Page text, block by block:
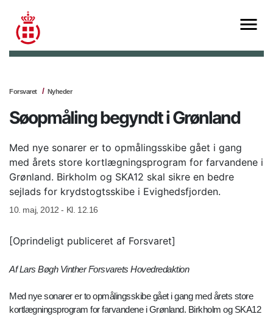
Forsvaret Nyheder
Søopmåling begyndt i Grønland
Med nye sonarer er to opmålingsskibe gået i gang
med årets store kortlægningsprogram for farvandene i
Grønland. Birkholm og SKA12 skal sikre en bedre
sejlads for krydstogtsskibe i Evighedsfjorden.
10. maj, 2012 - Kl. 12.16
[Oprindeligt publiceret af Forsvaret]
AfLars Bøgh VintherForsvarets Hovedredaktion
Med nye sonarer er to opmålingsskibe gået i gang med årets store
kortlægningsprogram for farvandene i Grønland. Birkholm og SKA12